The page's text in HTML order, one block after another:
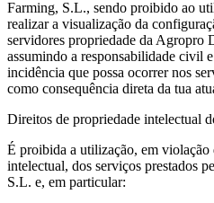
Farming, S.L., sendo proibido ao
realizar a visualização da
servidores propriedade da Agropro
assumindo a responsabilidade civil
incidência que possa ocorrer nos
como consequência direta da tua
Direitos de propriedade intelectual
É proibida a utilização, em violação
intelectual, dos serviços prestados
S.L. e, em particular: